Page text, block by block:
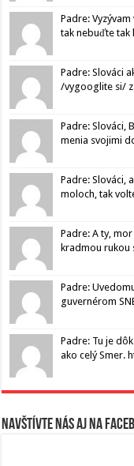
Padre:
tak nebuďte tak
Padre: Slováci
/vygooglite si/
Padre: Slováci,
menia svojimi
Padre: Slováci,
moloch, tak
Padre: A ty,
kradmou rukou
Padre:
guvernérom
Padre: Tu je
ako celý Smer.
Navštívte nás aj na